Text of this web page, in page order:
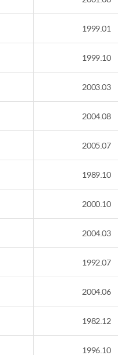
1999.01
1999.10
2003.03
2004.08
2005.07
1989.10
2000.10
2004.03
1992.07
2004.06
1982.12
1996.10